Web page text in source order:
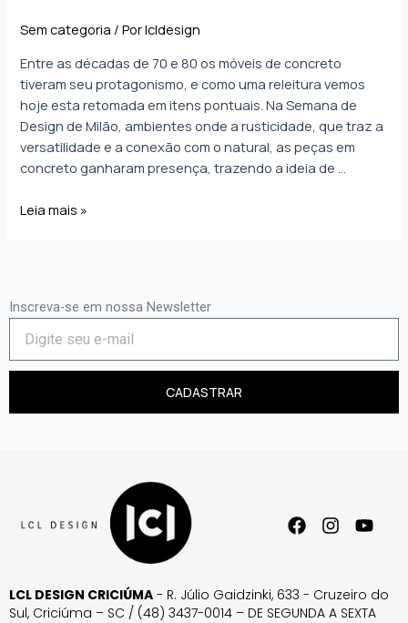
Sem categoria / Porlcldesign
Entre as décadas de 70 e 80 os móveis de concreto
tiveram seu protagonismo, e como uma releitura vemos
hoje esta retomada em itens pontuais. Na Semana de
Design de Milão, ambientes onde a rusticidade, que traz a
versatilidade e a conexão com o natural, as peças em
concreto ganharam presença, trazendo a ideia de …
Leia mais »
Inscreva-se em nossa Newsletter
CADASTRAR
LCL DESIGN CRICIÚMA - R. Júlio Gaidzinki, 633 - Cruzeiro do
Sul, Criciúma – SC / (48) 3437-0014 – DE SEGUNDA A SEXTA